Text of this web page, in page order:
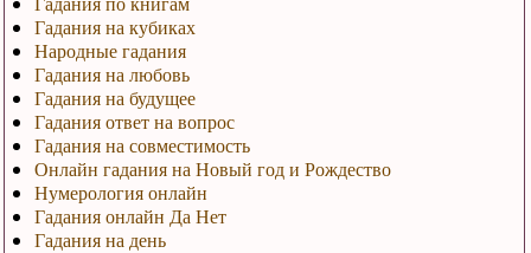
Гадания на кубиках
Народные гадания
Гадания на любовь
Гадания на будущее
Гадания ответ на вопрос
Гадания на совместимость
Онлайн гадания на Новый год и Рождество
Нумерология онлайн
Гадания онлайн Да Нет
Гадания на день